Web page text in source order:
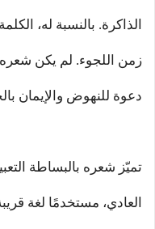
الذاكرة. بالنسبة له،
زمن اللجوء. لم يكن
دعوة للنهوض والإيمان
تميّز شعره بالبساطة
العادي، مستخدمًا لغة